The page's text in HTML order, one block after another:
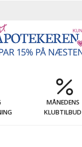
MÅNEDENS
KLUBTILBUD